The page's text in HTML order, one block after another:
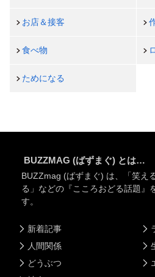
お店＆接客
食べ物
ためになる
BUZZMAG (ばずまぐ) とは…
BUZZmag (ばずまぐ) は、「笑え
る」などの『こころおどる話題』
す。
新着記事
人間関係
どうぶつ